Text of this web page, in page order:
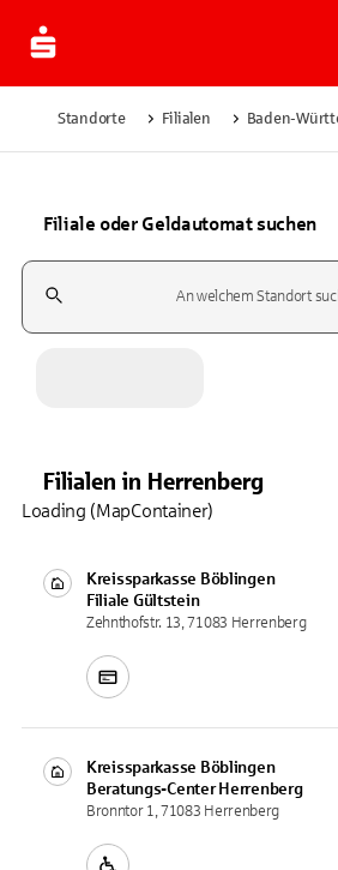
Standorte Filialen Baden-
Filiale oder Geldautomat suchen
Suchfeld
Filialen in Herrenberg
Kreissparkasse Böblingen
Filiale Gültstein
Zehnthofstr. 13, 71083 Herrenberg
Kreissparkasse Böblingen
Beratungs-Center Herrenberg
Bronntor 1, 71083 Herrenberg
Loading (MapContainer)